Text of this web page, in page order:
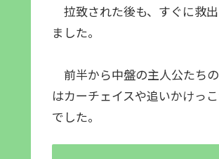
拉致された後も、すぐに救
ました。
前半から中盤の主人公たち
はカーチェイスや追いかけっ
でした。